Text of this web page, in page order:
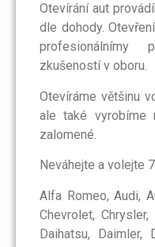
Otevírání aut
dle dohody.
zkušeností v oboru.
Otevíráme většinu
ale také vyrobíme
zalomené.
Neváhejte a volejte
Alfa Romeo, Audi,
Chevrolet,
Daihatsu, Daimler,